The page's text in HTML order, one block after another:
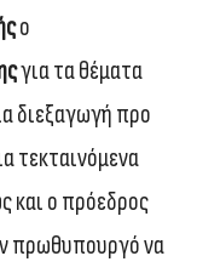
ο
για τα θέματα
διεξαγωγή προ
τεκταινόμενα
και ο πρόεδρος
πρωθυπουργό να